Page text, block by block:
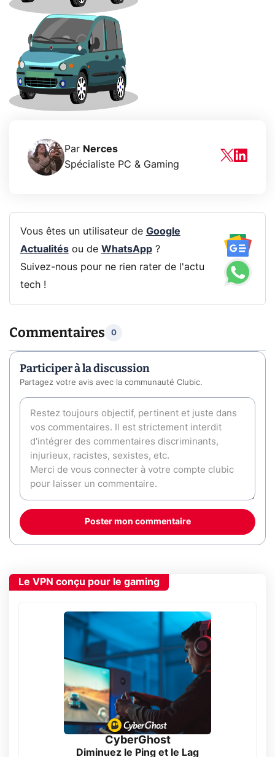
Par Nerces
Spécialiste PC & Gaming
Vous êtes un utilisateur de Google
Actualitésou de WhatsApp?
Suivez-nous pour ne rien rater de l'actu
tech !
Commentaires 0
Participer à la discussion
Partagez votre avis avec la communauté Clubic.
Poster mon commentaire
Le VPN conçu pour le gaming
CyberGhost
Diminuez le Ping et le Lag